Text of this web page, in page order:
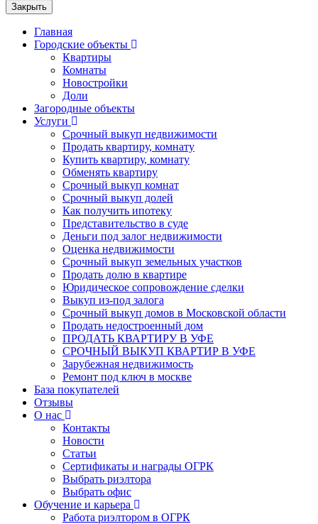
Закрыть
Главная
Городские объекты
Квартиры
Комнаты
Новостройки
Доли
Загородные объекты
Услуги
Срочный выкуп недвижимости
Продать квартиру, комнату
Купить квартиру, комнату
Обменять квартиру
Срочный выкуп комнат
Срочный выкуп долей
Как получить ипотеку
Представительство в суде
Деньги под залог недвижимости
Оценка недвижимости
Срочный выкуп земельных участков
Продать долю в квартире
Юридическое сопровождение сделки
Выкуп из-под залога
Срочный выкуп домов в Московской области
Продать недостроенный дом
ПРОДАТЬ КВАРТИРУ В УФЕ
СРОЧНЫЙ ВЫКУП КВАРТИР В УФЕ
Зарубежная недвижимость
Ремонт под ключ в москве
База покупателей
Отзывы
О нас
Контакты
Новости
Статьи
Сертификаты и награды ОГРК
Выбрать риэлтора
Выбрать офис
Обучение и карьера
Работа риэлтором в ОГРК